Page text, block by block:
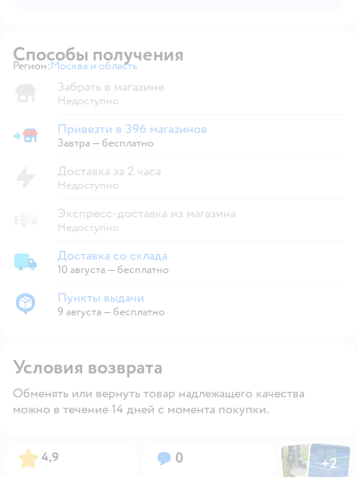
Способы получения
Регион: Выбор адреса доставки.
Москва и область
Забрать в магазине
Недоступно
Привезти в магазин
Привезти в 396 магазинов
Завтра—бесплатно
Доставка за 2 часа
Недоступно
Экспресс-доставка из магазина
Недоступно
Доставка со склада
Доставка со склада
10 августа—бесплатно
Пункты выдачи
Пункты выдачи
9 августа—бесплатно
Условия возврата
Обменять или вернуть товар надлежащего качества
можно в течение 14 дней с момента покупки.
Рейтинг:
4,9 Вопросов:
0 ФотоФото
+2